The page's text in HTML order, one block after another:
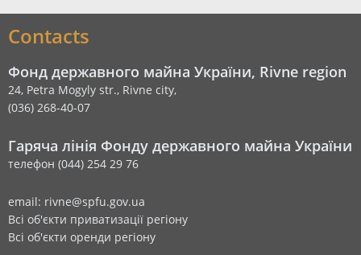
Contacts
Фонд державного майна України, Rivne region
24, Petra Mogyly str., Rivne city,
(036) 268-40-07
Гаряча лінія Фонду державного майна України
телефон (044) 254 29 76
email: rivne@spfu.gov.ua
Всі об'єкти приватизації регіону
Всі об'єкти оренди регіону